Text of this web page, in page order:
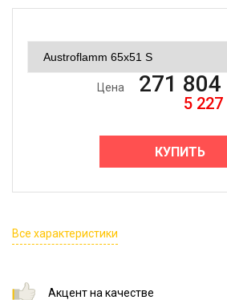
Цена 271 804
5 227
КУПИТЬ
Все характеристики
Акцент на качестве